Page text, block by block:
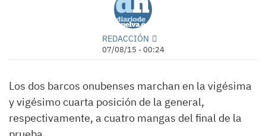
REDACCIÓN
07/08/15 - 00:24
Los dos barcos onubenses marchan en la vigésima
y vigésimo cuarta posición de la general,
respectivamente, a cuatro mangas del final de la